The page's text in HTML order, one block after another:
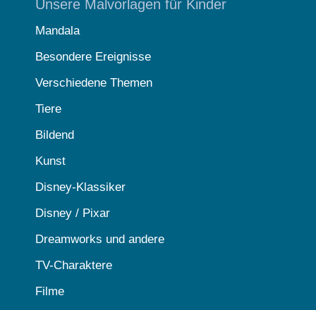
Unsere Malvorlagen für Kinder
Mandala
Besondere Ereignisse
Verschiedene Themen
Tiere
Bildend
Kunst
Disney-Klassiker
Disney / Pixar
Dreamworks und andere
TV-Charaktere
Filme